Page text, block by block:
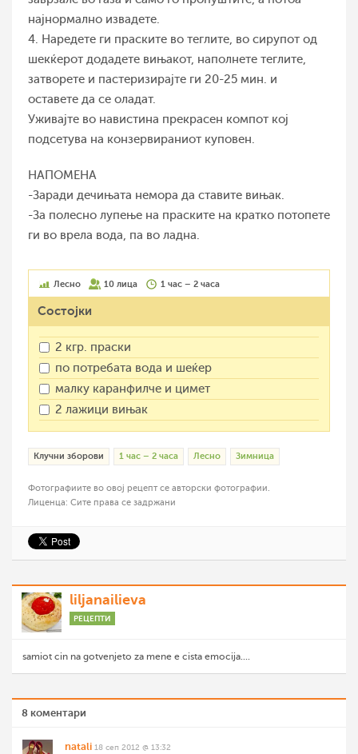
најнормално извадете.
4. Наредете ги праските во теглите, во сирупот од
шекќерот додадете вињакот, наполнете теглите,
затворете и пастеризирајте ги 20-25 мин. и
оставете да се оладат.
Уживајте во навистина прекрасен компот кој
подсетува на конзервираниот куповен.
НАПОМЕНА
-Заради дечињата немора да ставите вињак.
-За полесно лупење на праските на кратко потопете
ги во врела вода, па во ладна.
Лесно 10 лица 1 час – 2 часа
Состојки
2 кгр. праски
по потребата вода и шеќер
малку каранфилче и цимет
2 лажици вињак
Клучни зборови 1 час – 2 часа Лесно Зимница
Фотографиите во овој рецепт се авторски фотографии.
Лиценца: Сите права се задржани
liljanailieva
РЕЦЕПТИ
samiot cin na gotvenjeto za mene e cista emocija....
8 коментари
natali 18 сеп 2012 @ 13:32